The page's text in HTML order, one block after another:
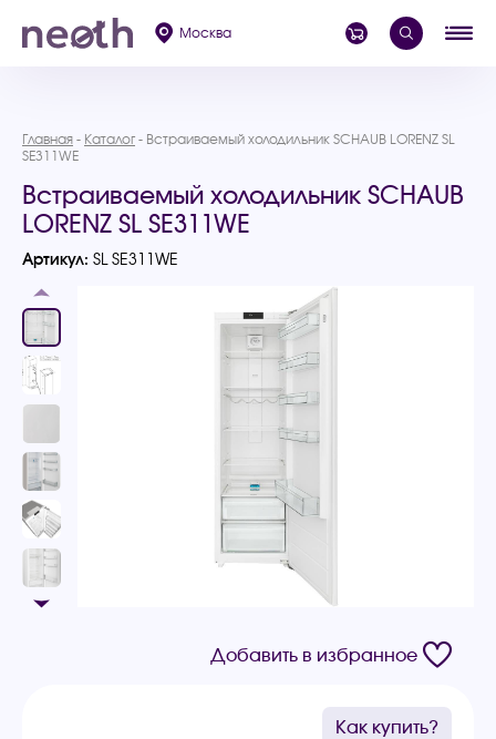
Москва
Главная Каталог
Встраиваемый холодильник SCHAUB LORENZ SL
SE311WE
Встраиваемый холодильник SCHAUB
LORENZ SL SE311WE
Артикул: SL SE311WE
Добавить в избранное
Как купить?